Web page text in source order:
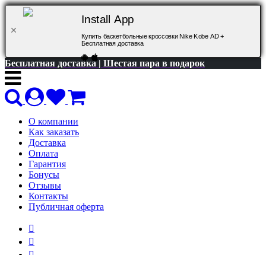
Install App
Купить баскетбольные кроссовки Nike Kobe AD +
Бесплатная доставка
Бесплатная доставка | Шестая пара в подарок
О компании
Как заказать
Доставка
Оплата
Гарантия
Бонусы
Отзывы
Контакты
Публичная оферта